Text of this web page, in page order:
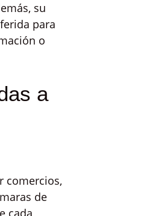
su
para
o
a
comercios,
de
cada